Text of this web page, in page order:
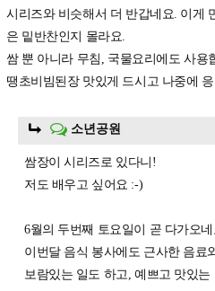
시리즈와 비슷해서 더 반갑네요. 이게
은 밑반찬인지 몰라요.
쌈 뿐 아니라 무침, 국물요리에도 사용
땡초비빔된장 맛있게 드시고 나중에
소년공원
쌈장이 시리즈로 있다니!
저도 배우고 싶어요 :-)
6월의 두번째 토요일이 곧 다가오
이번달 음식 봉사에도 근사한 음료
보람있는 일도 하고, 예쁘고 맛있